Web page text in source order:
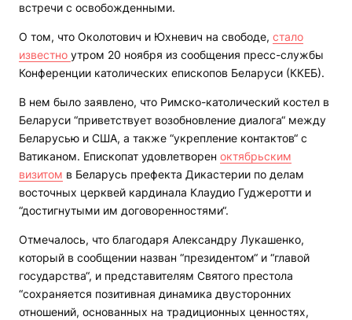
встречи с освобожденными.
О том, что Околотович и Юхневич на свободе, стало
известно утром 20 ноября из сообщения пресс-службы
Конференции католических епископов Беларуси (ККЕБ).
В нем было заявлено, что Римско-католический костел в
Беларуси “приветствует возобновление диалога“ между
Беларусью и США, а также “укрепление контактов“ с
Ватиканом. Епископат удовлетворен октябрьским
визитом в Беларусь префекта Дикастерии по делам
восточных церквей кардинала Клаудио Гуджеротти и
“достигнутыми им договоренностями“.
Отмечалось, что благодаря Александру Лукашенко,
который в сообщении назван “президентом“ и “главой
государства“, и представителям Святого престола
“сохраняется позитивная динамика двусторонних
отношений, основанных на традиционных ценностях,